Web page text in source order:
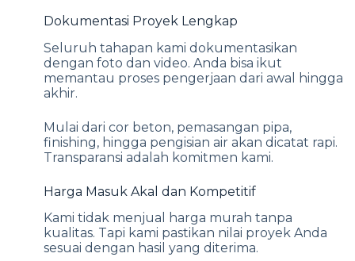
Dokumentasi Proyek Lengkap
Seluruh tahapan kami dokumentasikan
dengan foto dan video. Anda bisa ikut
memantau proses pengerjaan dari awal hingga
akhir.
Mulai dari cor beton, pemasangan pipa,
finishing, hingga pengisian air akan dicatat rapi.
Transparansi adalah komitmen kami.
Harga Masuk Akal dan Kompetitif
Kami tidak menjual harga murah tanpa
kualitas. Tapi kami pastikan nilai proyek Anda
sesuai dengan hasil yang diterima.